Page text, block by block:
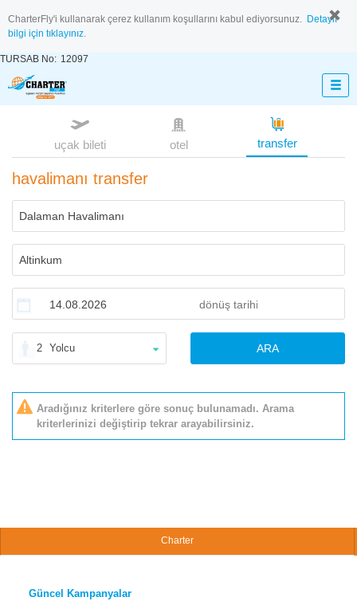
CharterFly'i kullanarak çerez kullanım koşullarını kabul ediyorsunuz. Detaylı
bilgi için tıklayınız.
TURSAB No: 12097
uçak bileti otel transfer
havalimanı transfer
2 Yolcu ARA
Aradığınız kriterlere göre sonuç bulunamadı. Arama
kriterlerinizi değiştirip tekrar arayabilirsiniz.
Charter
Güncel Kampanyalar